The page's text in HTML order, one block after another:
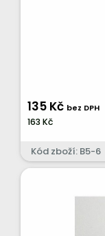
135 Kč bez DPH
163 Kč
Kód zboží: B5-6